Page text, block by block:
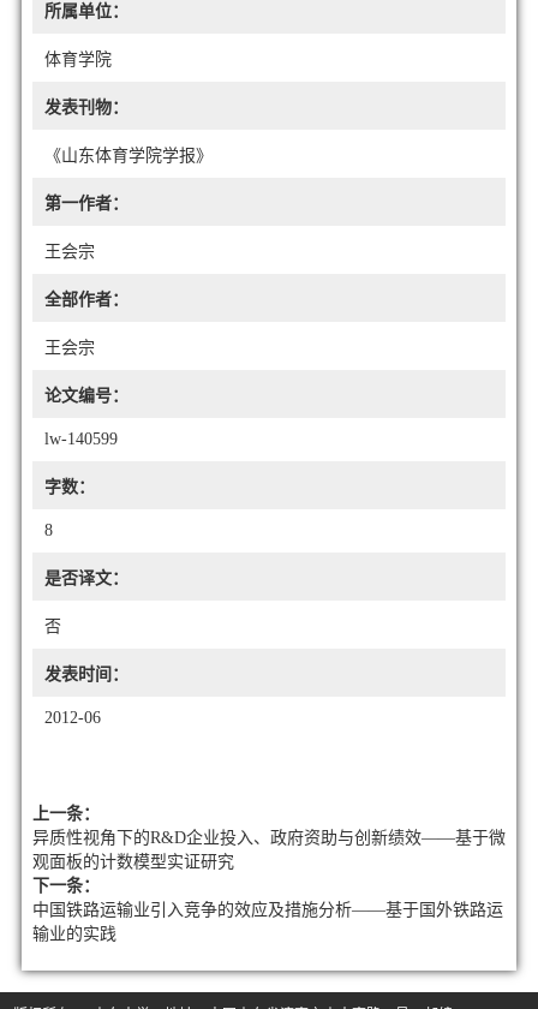
所属单位：
体育学院
发表刊物：
《山东体育学院学报》
第一作者：
王会宗
全部作者：
王会宗
论文编号：
lw-140599
字数：
8
是否译文：
否
发表时间：
2012-06
上一条：
异质性视角下的R&D企业投入、政府资助与创新绩效——基于微
观面板的计数模型实证研究
下一条：
中国铁路运输业引入竞争的效应及措施分析——基于国外铁路运
输业的实践